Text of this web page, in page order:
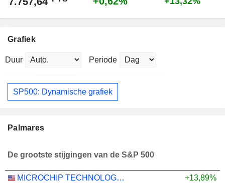
Grafiek
Duur Periode
SP500: Dynamische grafiek
Palmares
De grootste stijgingen van de S&P 500
MICROCHIP TECHNOLOGY INCORPORATED
+13,89%